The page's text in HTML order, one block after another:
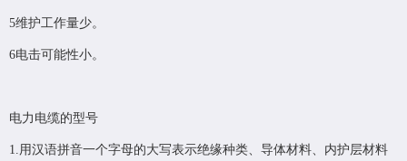
5维护工作量少。
6电击可能性小。
电力电缆的型号
1.用汉语拼音一个字母的大写表示绝缘种类、导体材料、内护层材料